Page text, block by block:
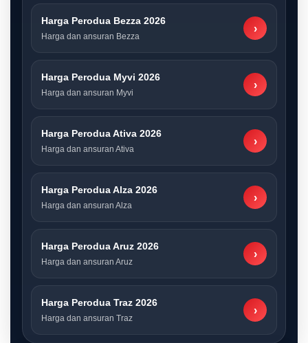
Harga Perodua Bezza 2026
Harga dan ansuran Bezza
›
Harga Perodua Myvi 2026
Harga dan ansuran Myvi
›
Harga Perodua Ativa 2026
Harga dan ansuran Ativa
›
Harga Perodua Alza 2026
Harga dan ansuran Alza
›
Harga Perodua Aruz 2026
Harga dan ansuran Aruz
›
Harga Perodua Traz 2026
Harga dan ansuran Traz
›